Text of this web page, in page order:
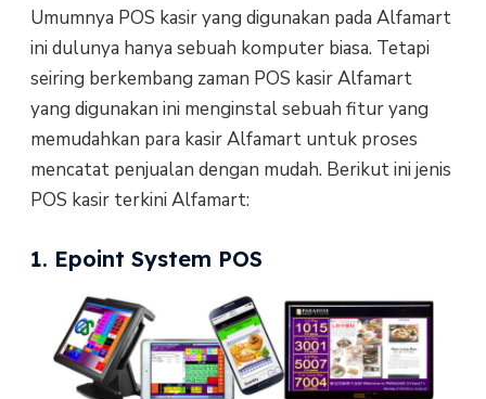
Umumnya POS kasir yang digunakan pada Alfamart
ini dulunya hanya sebuah komputer biasa. Tetapi
seiring berkembang zaman POS kasir Alfamart
yang digunakan ini menginstal sebuah fitur yang
memudahkan para kasir Alfamart untuk proses
mencatat penjualan dengan mudah. Berikut ini jenis
POS kasir terkini Alfamart:
1. Epoint System POS